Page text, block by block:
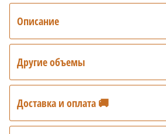
Описание
Другие объемы
Доставка и оплата 🚚